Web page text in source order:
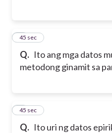
Q. Ito ang mga datos
metodong ginamit sa
7
45 sec
Q. Ito uri ng datos
8
45 sec